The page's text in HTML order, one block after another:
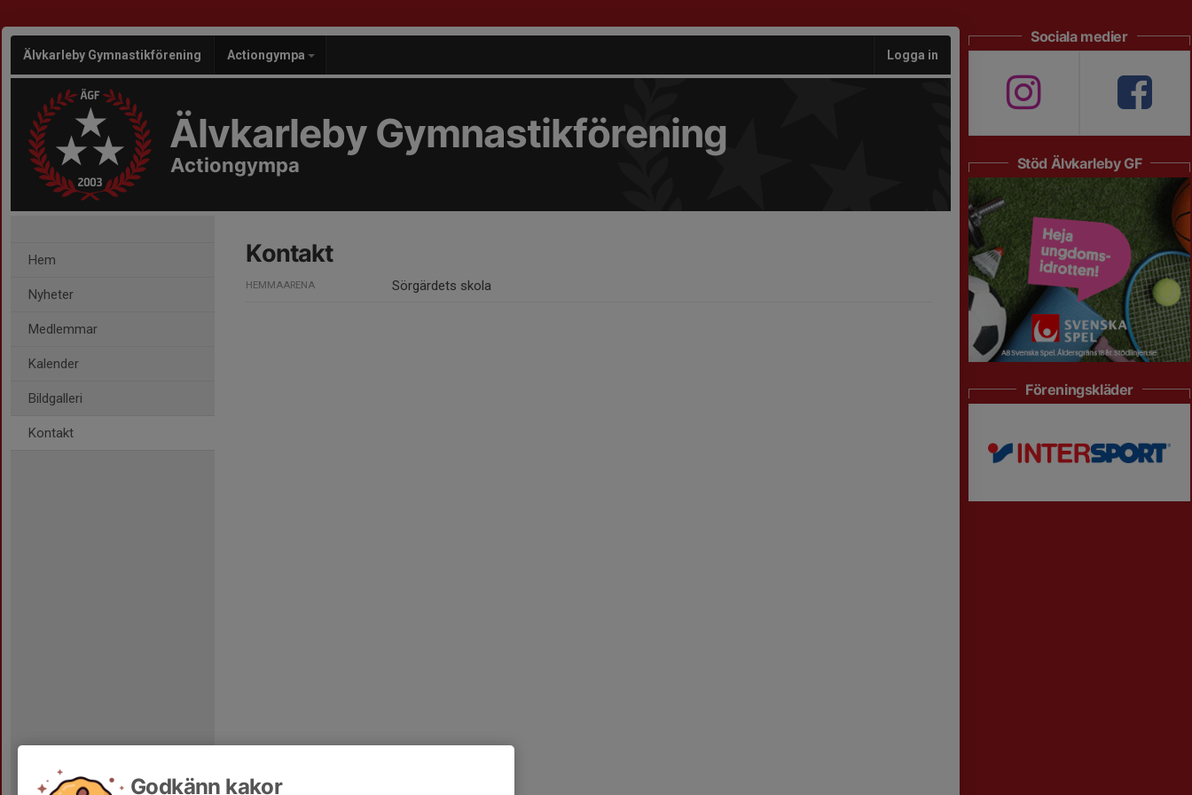
Älvkarleby Gymnastikförening Actiongympa Logga in
Älvkarleby Gymnastikförening
Actiongympa
Hem
Nyheter
Medlemmar
Kalender
Bildgalleri
Kontakt
Kontakt
HEMMAARENA Sörgärdets skola
Sociala medier
Stöd Älvkarleby GF
Föreningskläder
Godkänn kakor